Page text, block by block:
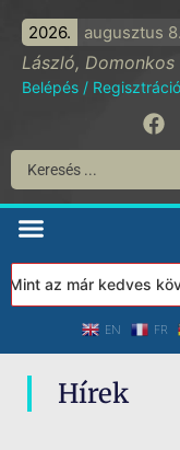
2026. augusztus 8.
László, Domonkos
Belépés / Regisztráció
az már kedves
EN FR
Hírek